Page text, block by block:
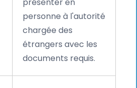
personne à l'autorité
chargée des
étrangers avec les
documents requis.